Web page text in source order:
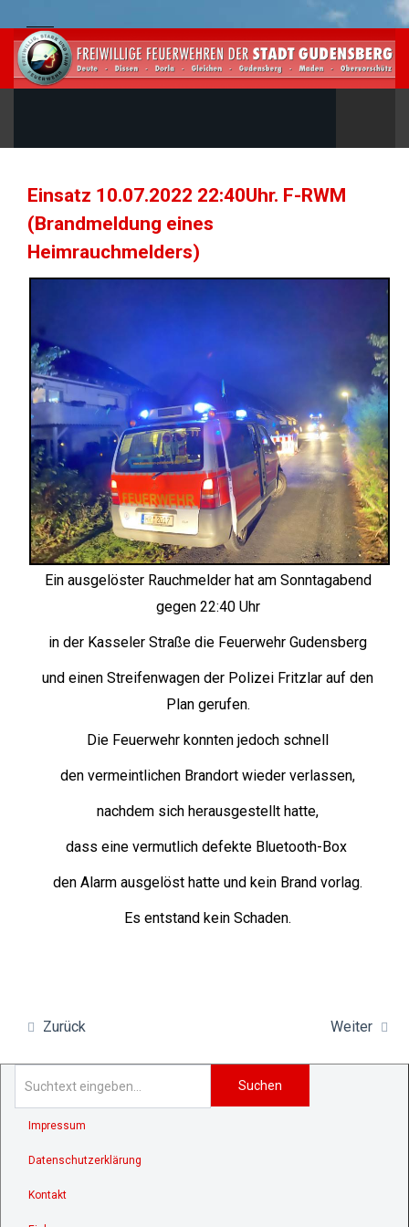
Einsatz 10.07.2022 22:40Uhr. F-RWM
(Brandmeldung eines
Heimrauchmelders)
Ein ausgelöster Rauchmelder hat am Sonntagabend
gegen 22:40 Uhr
in der Kasseler Straße die Feuerwehr Gudensberg
und einen Streifenwagen der Polizei Fritzlar auf den
Plan gerufen.
Die Feuerwehr konnten jedoch schnell
den vermeintlichen Brandort wieder verlassen,
nachdem sich herausgestellt hatte,
dass eine vermutlich defekte Bluetooth-Box
den Alarm ausgelöst hatte und kein Brand vorlag.
Es entstand kein Schaden.
Zurück Weiter
Suchen
Impressum
Datenschutzerklärung
Kontakt